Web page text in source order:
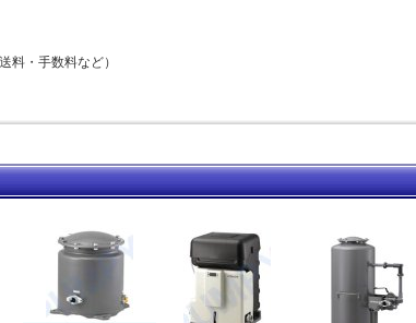
送料・手数料など）